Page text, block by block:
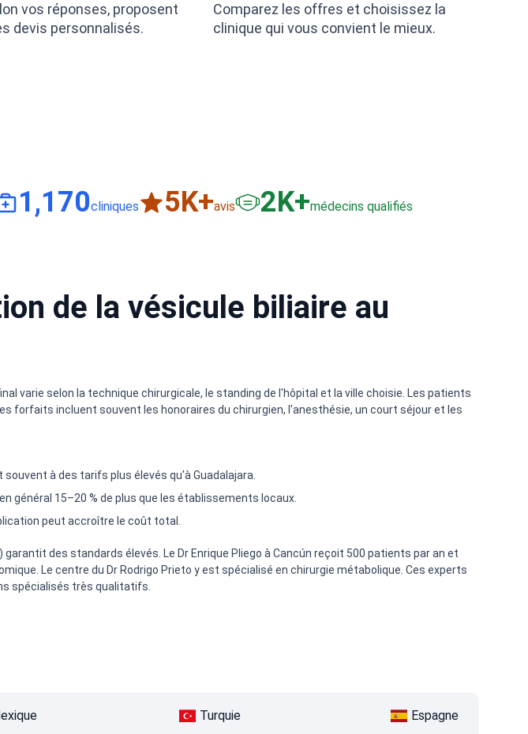
vos réponses, proposent
devis personnalisés.
Comparez les offres et choisissez la
clinique qui vous convient le mieux.
1,500cliniques 6K+avis 3K+médecins qualifiés
de la vésicule biliaire au
varie selon la technique chirurgicale, le standing de l'hôpital et la ville choisie. Les patients
forfaits incluent souvent les honoraires du chirurgien, l'anesthésie, un court séjour et les
à des tarifs plus élevés qu'à Guadalajara.
général 15–20 % de plus que les établissements locaux.
peut accroître le coût total.
des standards élevés. Le Dr Enrique Pliego à Cancún reçoit 500 patients par an et
Le centre du Dr Rodrigo Prieto y est spécialisé en chirurgie métabolique. Ces experts
spécialisés très qualitatifs.
Turquie Espagne